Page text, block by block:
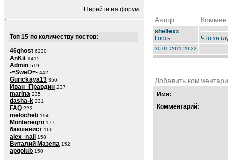
Перейти на форум
Топ 15 по количеству постов:
46ghost 6230
AnKit 1415
Admin 519
-=SweD=- 442
Gurickaya13 356
Иван_Правдин 237
marina 235
dasha-k 231
FAQ 223
melocheb 194
Montenegro 177
бакшевист 166
alex_nail 158
Виталий Мазепа 152
apgolub 150
Автор:
shellexx
Гость
Что за
30.01.2011 20:22
Добавить
Имя:
Комментарий: